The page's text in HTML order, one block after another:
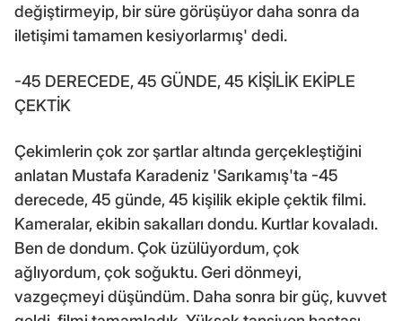
değiştirmeyip, bir süre görüşüyor daha sonra da
iletişimi tamamen kesiyorlarmış' dedi.
-45 DERECEDE, 45 GÜNDE, 45 KİŞİLİK EKİPLE
ÇEKTİK
Çekimlerin çok zor şartlar altında gerçekleştiğini
anlatan Mustafa Karadeniz 'Sarıkamış'ta -45
derecede, 45 günde, 45 kişilik ekiple çektik filmi.
Kameralar, ekibin sakalları dondu. Kurtlar kovaladı.
Ben de dondum. Çok üzülüyordum, çok
ağlıyordum, çok soğuktu. Geri dönmeyi,
vazgeçmeyi düşündüm. Daha sonra bir güç, kuvvet